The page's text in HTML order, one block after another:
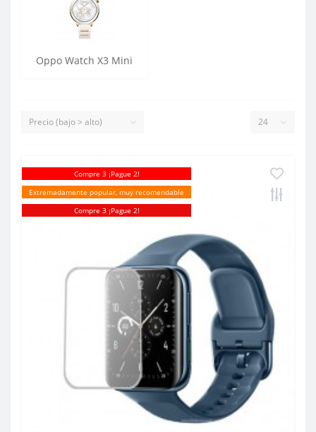
Oppo Watch X3 Mini
Compre 3 ¡Pague 2!
Extremadamente popular, muy recomendable
Compre 3 ¡Pague 2!